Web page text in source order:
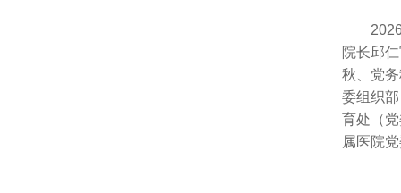
院长邱
秋、党
委组织
育处（
属医院